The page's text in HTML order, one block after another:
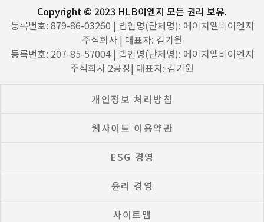
Copyright © 2023 HLB이엔지 모든 권리 보유.
등록번호: 879-86-03260 | 법인명(단체명): 에이치엘비이엔지
주식회사 | 대표자: 김기원
등록번호: 207-85-57004 | 법인명(단체명): 에이치엘비이엔지
주식회사 2공장| 대표자: 김기원
개인정보 처리방침
웹사이트 이용약관
ESG 경영
윤리 경영
사이트맵